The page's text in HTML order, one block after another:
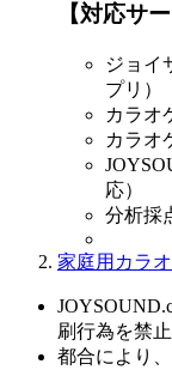
【対応サ
ジョイ
プリ）
カラオ
カラオ
応）
分析採
家庭用カラ
刷行為を禁
都合により